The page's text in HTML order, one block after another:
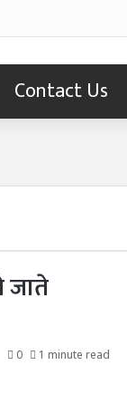
Contact Us
जाते
0 1 minute read